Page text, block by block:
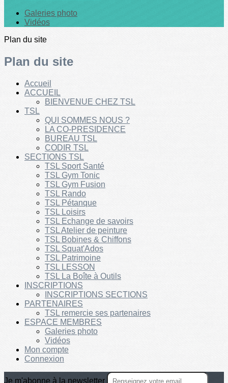
Galeries photo
Vidéos
Plan du site
Plan du site
Accueil
ACCUEIL
BIENVENUE CHEZ TSL
TSL
QUI SOMMES NOUS ?
LA CO-PRESIDENCE
BUREAU TSL
CODIR TSL
SECTIONS TSL
TSL Sport Santé
TSL Gym Tonic
TSL Gym Fusion
TSL Rando
TSL Pétanque
TSL Loisirs
TSL Echange de savoirs
TSL Atelier de peinture
TSL Bobines & Chiffons
TSL Squat'Ados
TSL Patrimoine
TSL LESSON
TSL La Boîte à Outils
INSCRIPTIONS
INSCRIPTIONS SECTIONS
PARTENAIRES
TSL remercie ses partenaires
ESPACE MEMBRES
Galeries photo
Vidéos
Mon compte
Connexion
Je m'abonne à la newsletter